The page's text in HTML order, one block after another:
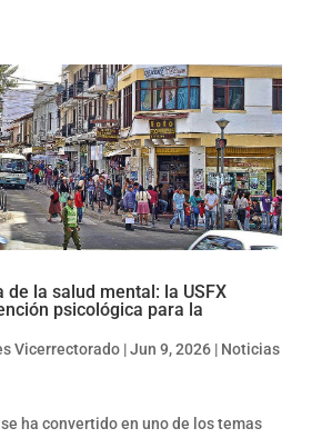
de la salud mental: la USFX
psicológica para la
Vicerrectorado|Jun 9, 2026| Noticias
ha convertido en uno de los temas